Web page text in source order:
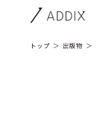
トップ 出版物